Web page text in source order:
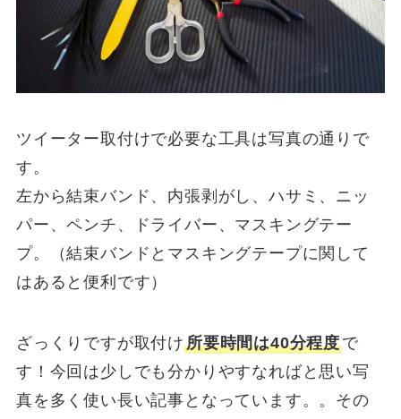
ツイーター取付けで必要な工具は写真の通りで
す。
左から結束バンド、内張剥がし、ハサミ、ニッ
パー、ペンチ、ドライバー、マスキングテー
プ。（結束バンドとマスキングテープに関して
はあると便利です）
ざっくりですが取付け所要時間は40分程度で
す！今回は少しでも分かりやすなればと思い写
真を多く使い長い記事となっています。。その